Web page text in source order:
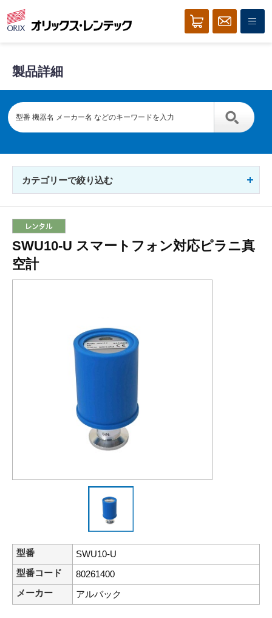
製品詳細
カテゴリーで絞り込む
SWU10-U スマートフォン対応ピラニ真
空計
型番
SWU10-U
型番コード
80261400
メーカー
アルバック